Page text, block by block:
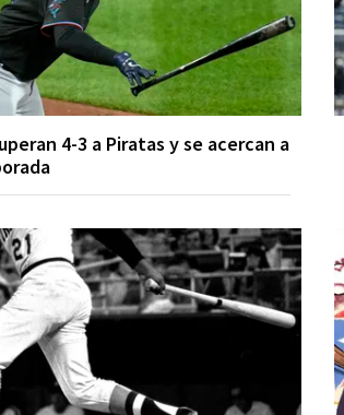
4-3 a Piratas y se acercan a